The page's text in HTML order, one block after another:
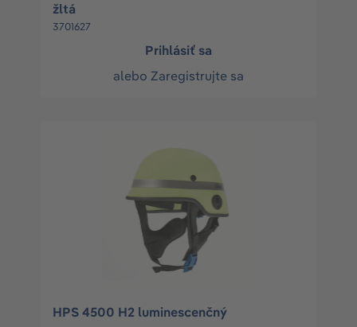
žltá
3701627
Prihlásiť sa
alebo Zaregistrujte sa
HPS 4500 H2 luminescenčný